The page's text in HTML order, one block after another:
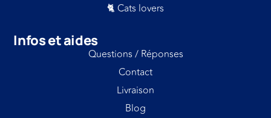
🐈 Cats lovers
Infos et aides
Questions / Réponses
Contact
Livraison
Blog